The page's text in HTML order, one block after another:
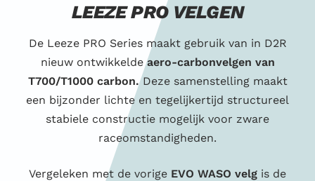
LEEZE PRO VELGEN
De Leeze PRO Series maakt gebruik van in D2R
nieuw ontwikkeldeaero-carbonvelgen van
T700/T1000 carbon.Deze samenstelling maakt
een bijzonder lichte en tegelijkertijd structureel
stabiele constructie mogelijk voor zware
raceomstandigheden.
Vergeleken met de vorige EVO WASO velg is de